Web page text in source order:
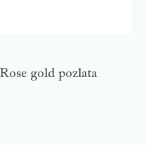
gold pozlata